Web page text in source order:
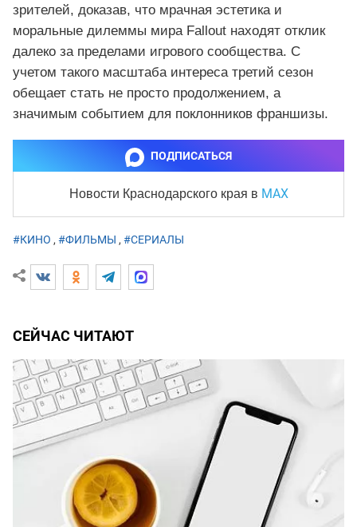
зрителей, доказав, что мрачная эстетика и
моральные дилеммы мира Fallout находят отклик
далеко за пределами игрового сообщества. С
учетом такого масштаба интереса третий сезон
обещает стать не просто продолжением, а
значимым событием для поклонников франшизы.
ПОДПИСАТЬСЯ
Новости Краснодарского края в MAX
#КИНО , #ФИЛЬМЫ , #СЕРИАЛЫ
СЕЙЧАС ЧИТАЮТ